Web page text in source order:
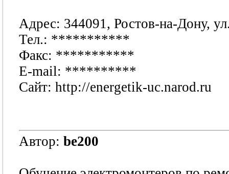
Адрес: 344091, Ростов-на-Дону,
Тел.: ***********
Факс: ***********
E-mail: **********
Сайт: http://energetik-uc.narod.ru
Автор: be200